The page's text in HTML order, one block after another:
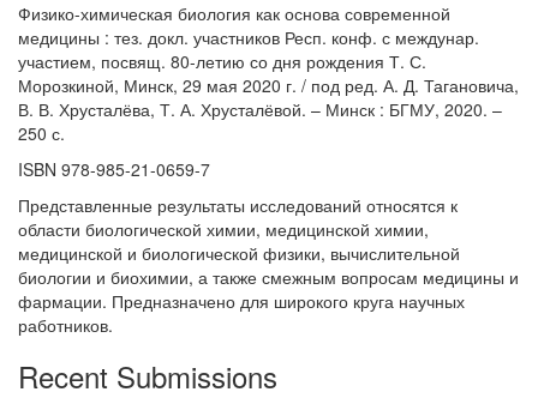
Физико-химическая биология как основа современной
медицины : тез. докл. участников Респ. конф. с междунар.
участием, посвящ. 80-летию со дня рождения Т. С.
Морозкиной, Минск, 29 мая 2020 г. / под ред. А. Д. Тагановича,
В. В. Хрусталёва, Т. А. Хрусталёвой. – Минск : БГМУ, 2020. –
250 с.
ISBN 978-985-21-0659-7
Представленные результаты исследований относятся к
области биологической химии, медицинской химии,
медицинской и биологической физики, вычислительной
биологии и биохимии, а также смежным вопросам медицины и
фармации. Предназначено для широкого круга научных
работников.
Recent Submissions